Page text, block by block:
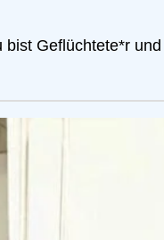
bist Geflüchtete*r